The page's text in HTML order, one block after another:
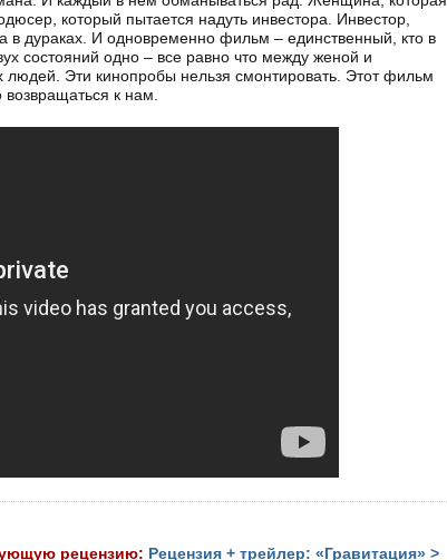
который пытается надуть инвестора. Инвестор,
в дураках. И одновременно фильм – единственный, кто в
состояний одно – все равно что между женой и
людей. Эти кинопробы нельзя смонтировать. Этот фильм
к нам.
рецензию: Рецензия + трейлер: «Гравитация» >